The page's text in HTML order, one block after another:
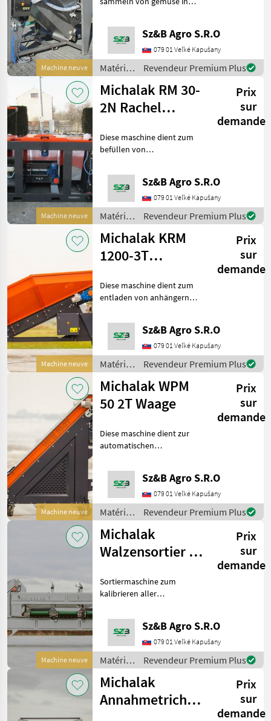
Michalak
KMK
Sorpac
Grimme
KMK Agro
Checchi & Magli
Afficher
tous
les 14
MARKETPLACE
Marketplace
Offres des
distributeurs
Petites
annonces
Machine neuve
verwendet. Hohe
trichterkapazität
ermöglicht sammeln sie
gleichzeitig große mengen
gemüse und sparen s
Sz&B Agro S.R.O
079 01 Veľké Kapušany
Matériels
de
maraîchage
/
Michalak
Revendeur Premium Plus
Machine neuve
Michalak RM 30-
2N Rachel
Prix
sur
demande
Diese maschine dient zum
befüllen von
vorgewogenen
gemüseportionen. vom
ballen wird ein sack
abgewickelt,
durchgeschnitten und
befüllt. In der
Sz&B Agro S.R.O
079 01 Veľké Kapušany
Matériels
de
maraîchage
/
Michalak
Revendeur Premium Plus
Machine neuve
Michalak KRM
1200-3T
Trichter
Prix
sur
demande
Diese maschine dient zum
entladen von anhängern
einem stabilen
geschweißten stahlrahmen
mit profilierter
blechverkleidung
aufgebaut. Der t
Sz&B Agro S.R.O
079 01 Veľké Kapušany
Matériels
de
maraîchage
/
Michalak
Revendeur Premium Plus
Machine neuve
Michalak WPM
50 2T Waage
Prix
sur
demande
Diese maschine dient zur
automatischen
programmierten
gemüseportionen und zum
ausgießen in alle arten von
verpackungen (tüten,
schachteln, kart
Sz&B Agro S.R.O
079 01 Veľké Kapušany
Matériels
de
maraîchage
/
Michalak
Revendeur Premium Plus
Machine neuve
Michalak
Walzensortier SR
Prix
sur
demande
Sortiermaschine zum
kalibrieren aller
dicke. Hauptsächlich
verwendet zum kalibrieren
von längsgemüse. Gemüse
wird auf gleichzeitig
rotierendem
Sz&B Agro S.R.O
079 01 Veľké Kapušany
Matériels
de
maraîchage
/
Michalak
Revendeur Premium Plus
Michalak
Annahmetrichter
Prix
sur
demande